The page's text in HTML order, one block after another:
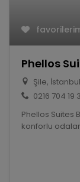
Phellos
Şile, İstanbul
0216 704 19
Phellos Suites
konforlu